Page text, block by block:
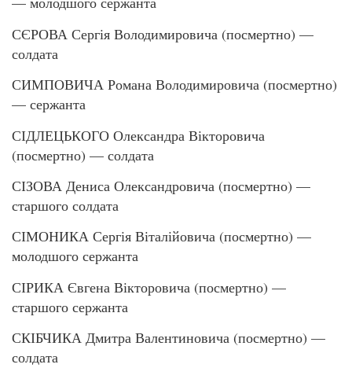
СЄРОВА Сергія Володимировича (посмертно) —
солдата
СИМПОВИЧА Романа Володимировича (посмертно)
— сержанта
СІДЛЕЦЬКОГО Олександра Вікторовича
(посмертно) — солдата
СІЗОВА Дениса Олександровича (посмертно) —
старшого солдата
СІМОНИКА Сергія Віталійовича (посмертно) —
молодшого сержанта
СІРИКА Євгена Вікторовича (посмертно) —
старшого сержанта
СКІБЧИКА Дмитра Валентиновича (посмертно) —
солдата